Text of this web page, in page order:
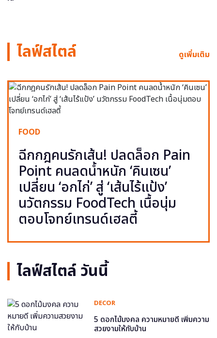
ไลฟ์สไตล์ ดูเพิ่มเติม
FOOD
ฉีกกฎคนรักเส้น! ปลดล็อก Pain
Point คนลดน้ำหนัก ‘คินเซน’
เปลี่ยน ‘อกไก่’ สู่ ‘เส้นไร้แป้ง’
นวัตกรรม FoodTech เนื้อนุ่ม
ตอบโจทย์เทรนด์เฮลตี้
ไลฟ์สไตล์ วันนี้
DECOR
5 ดอกไม้มงคล ความหมายดี เพิ่มความ
สวยงามให้กับบ้าน